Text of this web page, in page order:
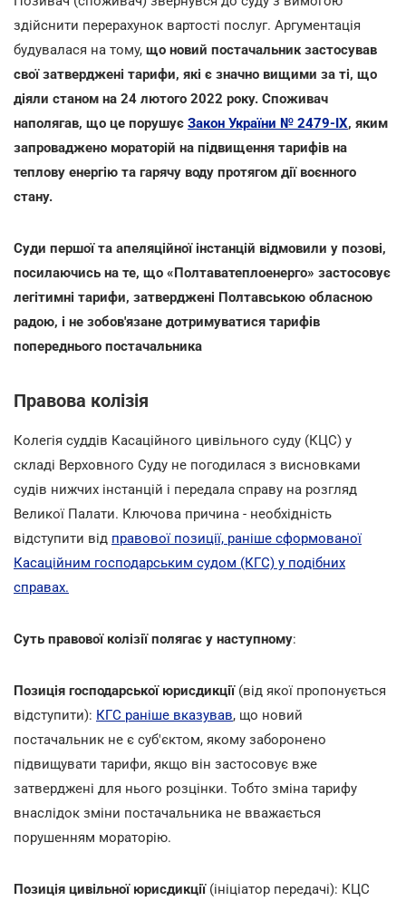
здійснити перерахунок вартості послуг. Аргументація
будувалася на тому, що новий постачальник застосував
свої затверджені тарифи, які є значно вищими за ті, що
діяли станом на 24 лютого 2022 року. Споживач
наполягав, що це порушує Закон України № 2479-IX, яким
запроваджено мораторій на підвищення тарифів на
теплову енергію та гарячу воду протягом дії воєнного
стану.
Суди першої та апеляційної інстанцій відмовили у позові,
посилаючись на те, що «Полтаватеплоенерго» застосовує
легітимні тарифи, затверджені Полтавською обласною
радою, і не зобов'язане дотримуватися тарифів
попереднього постачальника
Правова колізія
Колегія суддів Касаційного цивільного суду (КЦС) у
складі Верховного Суду не погодилася з висновками
судів нижчих інстанцій і передала справу на розгляд
Великої Палати. Ключова причина - необхідність
відступити від правової позиції, раніше сформованої
Касаційним господарським судом (КГС) у подібних
справах.
Суть правової колізії полягає у наступному:
Позиція господарської юрисдикції (від якої пропонується
відступити): КГС раніше вказував, що новий
постачальник не є суб'єктом, якому заборонено
підвищувати тарифи, якщо він застосовує вже
затверджені для нього розцінки. Тобто зміна тарифу
внаслідок зміни постачальника не вважається
порушенням мораторію.
Позиція цивільної юрисдикції (ініціатор передачі): КЦС